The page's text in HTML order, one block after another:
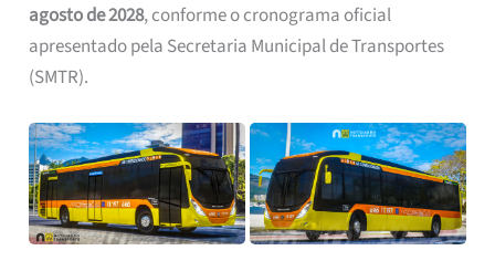
agosto de 2028, conforme o cronograma oficial
apresentado pela Secretaria Municipal de Transportes
(SMTR).